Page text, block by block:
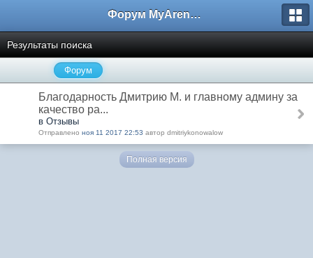
Форум MyArena.ru
Результаты поиска
Форум
Благодарность Дмитрию М. и главному админу за
качество ра...
в Отзывы
Отправлено ноя 11 2017 22:53 автор dmitriykonowalow
Полная версия